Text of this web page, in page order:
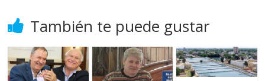
También te puede gustar